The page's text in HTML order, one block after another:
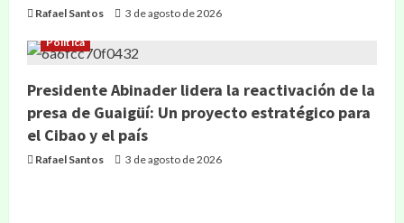
Rafael Santos 3 de agosto de 2026
Política
Presidente Abinader lidera la reactivación de la
presa de Guaigüí: Un proyecto estratégico para
el Cibao y el país
Rafael Santos 3 de agosto de 2026